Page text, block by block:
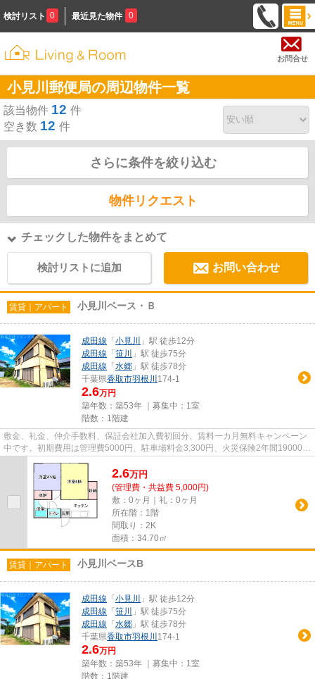
検討リスト 0 最近見た物件 0
お問合せ
小見川郵便局の周辺物件一覧
該当物件 12 件
空き数 12 件
さらに条件を絞り込む
物件リクエスト
チェックした物件をまとめて
検討リストに追加 お問い合わせ
賃貸｜アパート 小見川ベース・Ｂ
成田線 「 小見川
」駅 徒歩12分
成田線 「 笹川
」駅 徒歩75分
成田線 「 水郷 」駅 徒歩78分
千葉県香取市羽根川 174-1
2.6万円
築年数：築53年 ｜募集中： 1室
階数：1階建
敷金、礼金、仲介手数料、保証会社加入費初回分、賃料一カ月無料キャンペーン
中です。初期費用は管理費5000円、駐車場料金3,300円、火災保険2年間19000円
2.6万円
(管理費・共益費 5,000円)
敷：0ヶ月｜礼：0ヶ月
所在階：1階
間取り：2K
面積：34.70㎡
賃貸｜アパート 小見川ベースB
成田線 「 小見川
」駅 徒歩12分
成田線 「 笹川
」駅 徒歩75分
成田線 「 水郷 」駅 徒歩78分
千葉県香取市羽根川 174-1
2.6万円
築年数：築53年 ｜募集中： 1室
階数：1階建